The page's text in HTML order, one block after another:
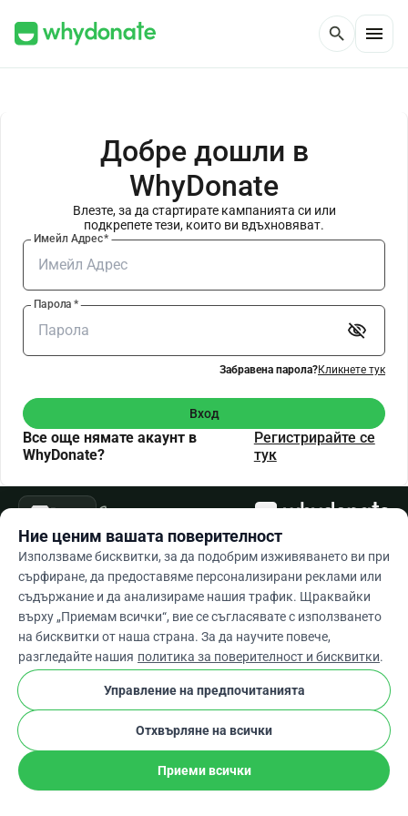
search menu
Добре дошли в
WhyDonate
Влезте, за да стартирате кампанията си или
подкрепете тези, които ви вдъхновяват.
Имейл Адрес*
Парола *
visibility_off
Забравена парола?Кликнете тук
Вход
Все още нямате акаунт в
WhyDonate?
Регистрирайте се
тук
Bgarrow_drop_down cookie
Ние ценим вашата поверителност
Използваме бисквитки, за да подобрим изживяването ви при
сърфиране, да предоставяме персонализирани реклами или
съдържание и да анализираме нашия трафик. Щраквайки
върху „Приемам всички“, вие се съгласявате с използването
на бисквитки от наша страна. За да научите повече,
разгледайте нашия политика за поверителност и бисквитки.
Управление на предпочитанията
Отхвърляне на всички
Приеми всички